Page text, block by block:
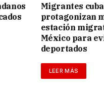
Migrantes
protagonizan
estación
México para
deportados
LEER MÁS